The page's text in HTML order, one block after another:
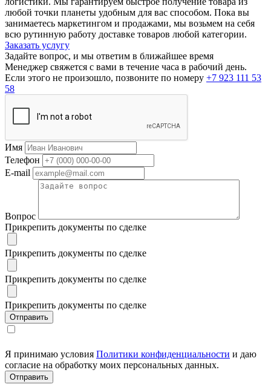
любой точки планеты удобным для вас способом. Пока вы
занимаетесь маркетингом и продажами, мы возьмем на себя
всю рутинную работу доставке товаров любой категории.
Заказать услугу
Задайте вопрос, и мы ответим в ближайшее время
Менеджер свяжется с вами в течение часа в рабочий день.
Если этого не произошло, позвоните по номеру +7 923 111 53
58
Имя
Телефон
E-mail
Вопрос
Прикрепить документы по сделке
Прикрепить документы по сделке
Прикрепить документы по сделке
Прикрепить документы по сделке
Я принимаю условия Политики конфиденциальности и даю
согласие на обработку моих персональных данных.